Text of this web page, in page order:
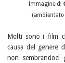
Immagine di
(ambientato
Molti sono i film
causa del genere
non